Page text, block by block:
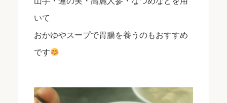
いて
おかゆやスープで胃腸を養うのもおすすめ
です